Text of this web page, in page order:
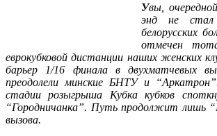
Увы,
энд не стал
белорусских
отмечен
еврокубковой дистанции наших женских
барьер 1/16 финала в двухматчевых
преодолели минские БНТУ и
стадии розыгрыша Кубка кубков
“Городничанка”. Путь продолжит лишь
вызова.